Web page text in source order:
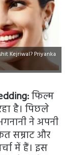
Kejriwal? Priyanka
फिल्म
है। पिछले
ने अपनी
सम्राट और
में हैं। इस